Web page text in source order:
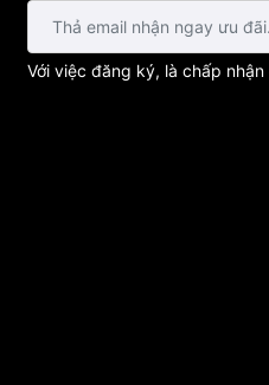
Với việc đăng ký, là chấp